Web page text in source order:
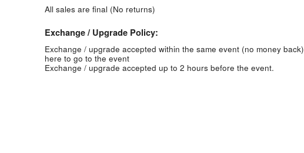
All sales are final (No returns)
Exchange / Upgrade Policy:
Exchange / upgrade accepted within the same event (no money back)
here to go to the event
Exchange / upgrade accepted up to 2 hours before the event.